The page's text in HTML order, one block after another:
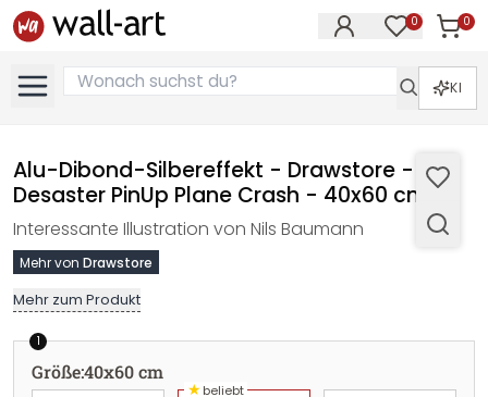
0 0
KI
Alu-Dibond-Silbereffekt - Drawstore -
Desaster PinUp Plane Crash - 40x60 cm
Interessante Illustration von Nils Baumann
Mehr von Drawstore
Mehr zum Produkt
1
Größe:40x60 cm
★beliebt